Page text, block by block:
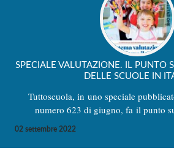
SPECIALE VALUTAZIONE. IL PUNTO
DELLE SCUOLE IN
Tuttoscuola, in uno speciale
numero 623 di giugno, fa il punto
02 settembre 2022